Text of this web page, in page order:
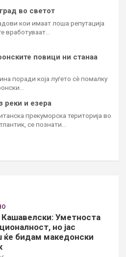
во светот
кои имаат лоша репутација
вработуваат…
повици ни станаа
поради која луѓето сè помалку
реки и езера
прекуморска територија во
се познати…
Уметноста
но јас
ќе бидам македонски